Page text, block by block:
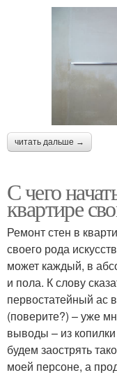
читать дальше →
С чего
квартире
Ремонт стен в
своего рода
может каждый, в
и пола. К слову
первостатейный ас
(поверите?) – уже
выводы – из
будем заострять
моей персоне, а